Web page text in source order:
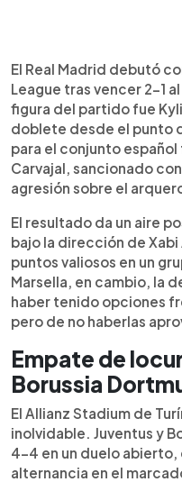
► Escuchar
La Champions
llenos de emoción.
2 al Athletic Club con
Trossard. En
sorprendió al PSV
histórico. Juventus y
un vibrante 4-4 en
vuelta el marcador y
a un doblete de
del Qarabag, que
decisivo de Camilo
Tottenham venció 1-
El Real Madrid debutó
League tras vencer 2-1
figura del partido fue
doblete desde el punto
para el conjunto español
Carvajal, sancionado
agresión sobre el
El resultado da un aire
bajo la dirección de
puntos valiosos en un
Marsella, en cambio, la
haber tenido opciones
pero de no haberlas
Empate de
Borussia
El Allianz Stadium de
inolvidable. Juventus y
4-4 en un duelo
alternancia en el